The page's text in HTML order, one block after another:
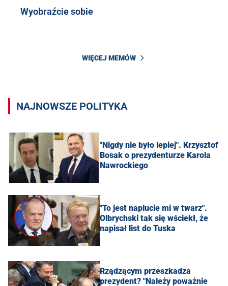
Wyobraźcie sobie
WIĘCEJ MEMÓW
NAJNOWSZE POLITYKA
"Nigdy nie było lepiej". Krzysztof
Bosak o prezydenturze Karola
Nawrockiego
"To jest naplucie mi w twarz".
Olbrychski tak się wściekł, że
napisał list do Tuska
Rządzącym przeszkadza
prezydent? "Należy poważnie